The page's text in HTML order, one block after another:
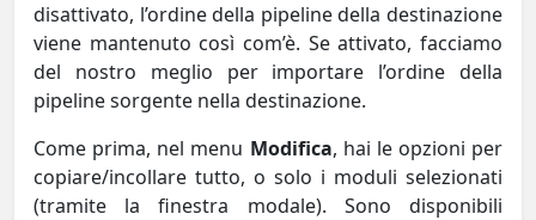
disattivato, l’ordine della pipeline della destinazione
viene mantenuto così com’è. Se attivato, facciamo
del nostro meglio per importare l’ordine della
pipeline sorgente nella destinazione.
Come prima, nel menu Modifica, hai le opzioni per
copiare/incollare tutto, o solo i moduli selezionati
(tramite la finestra modale). Sono disponibili